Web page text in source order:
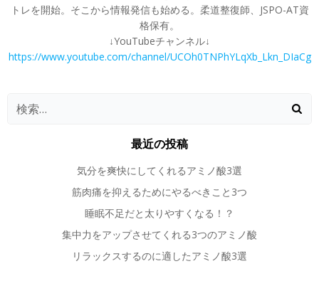
トレを開始。そこから情報発信も始める。柔道整復師、JSPO-AT資
格保有。
↓YouTubeチャンネル↓
https://www.youtube.com/channel/UCOh0TNPhYLqXb_Lkn_DIaCg
最近の投稿
気分を爽快にしてくれるアミノ酸3選
筋肉痛を抑えるためにやるべきこと3つ
睡眠不足だと太りやすくなる！？
集中力をアップさせてくれる3つのアミノ酸
リラックスするのに適したアミノ酸3選